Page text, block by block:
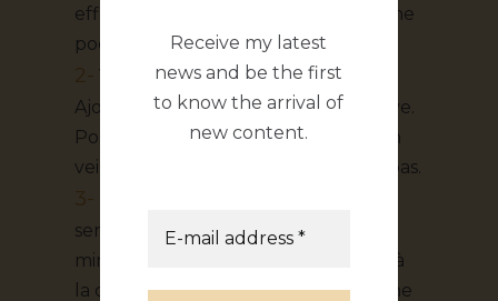
effilées et les pignons de pin dans une
poêle sèche, puis réserver.
2- Verser le lait dans une casserole.
Ajouter les raisins secs et l’huile d’olive.
Porter à ébullition sur feu moyen en
veillant à ce que le lait ne déborde pas.
3-
semoule en pluie et cuire environ 5
minutes en remuant constamment à
la cuillère en bois, jusqu’à obtenir une
Receive my latest
news and be the first
to know the arrival of
new content.